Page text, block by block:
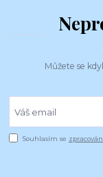
Můžete se
Souhlasím se